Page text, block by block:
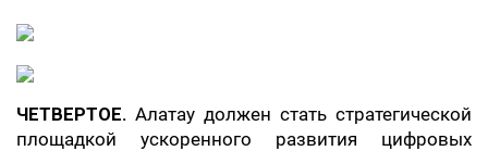
ЧЕТВЕРТОЕ. Алатау должен стать стратегической
площадкой ускоренного развития цифровых